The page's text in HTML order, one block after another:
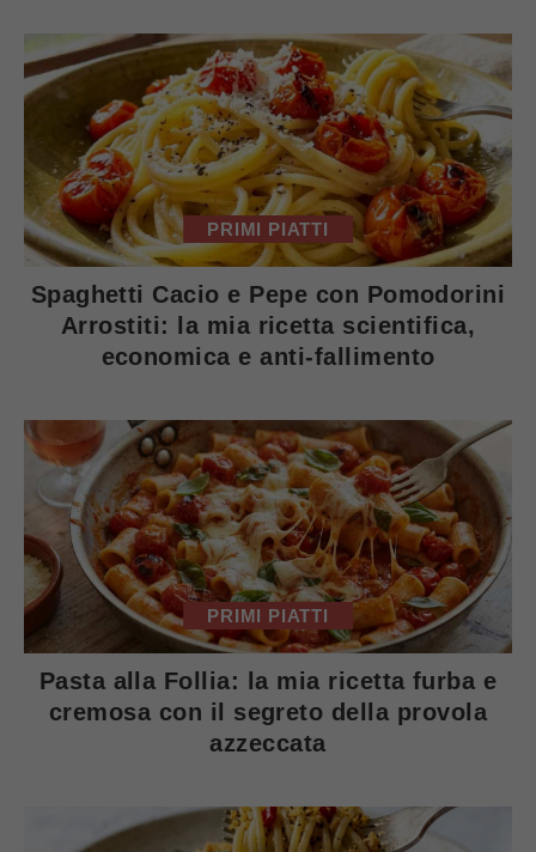
PRIMI PIATTI
Spaghetti Cacio e Pepe con Pomodorini
Arrostiti: la mia ricetta scientifica,
economica e anti-fallimento
PRIMI PIATTI
Pasta alla Follia: la mia ricetta furba e
cremosa con il segreto della provola
azzeccata